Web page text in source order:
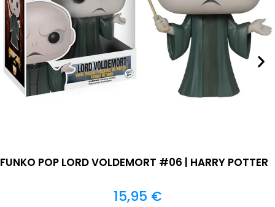
FUNKO POP LORD VOLDEMORT #06 | HARRY POTTER
15,95 €